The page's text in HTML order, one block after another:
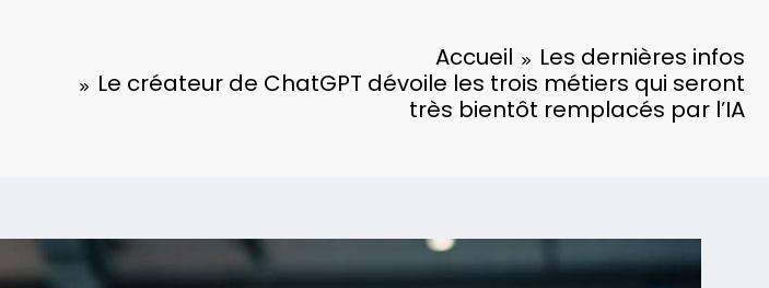
Accueil
Les dernières infos
Le créateur de ChatGPT dévoile les trois métiers qui seront
très bientôt remplacés par l’IA